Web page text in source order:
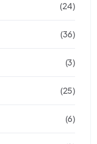
(24)
(36)
(3)
(25)
(6)